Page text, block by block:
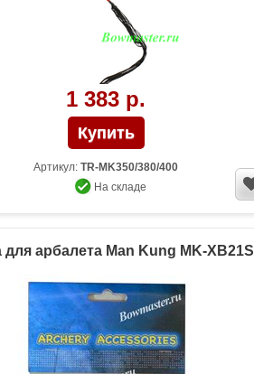
1 383 р.
Артикул: TR-MK350/380/400
На складе
для арбалета Man Kung MK-XB21S